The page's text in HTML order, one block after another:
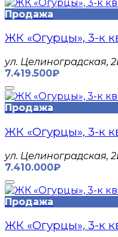
Продажа
ЖК «Огурцы», 3-к
​ул. Целиноградская,
7.419.500₽
Продажа
ЖК «Огурцы», 3-к
​ул. Целиноградская,
7.410.000₽
Продажа
ЖК «Огурцы», 3-к